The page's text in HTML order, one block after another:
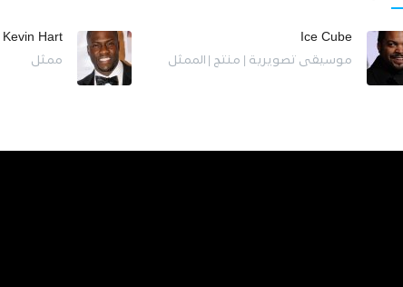
Ice Cube
موسيقى تصويرية | منتج | الممثل
Kevin Hart
ممثل